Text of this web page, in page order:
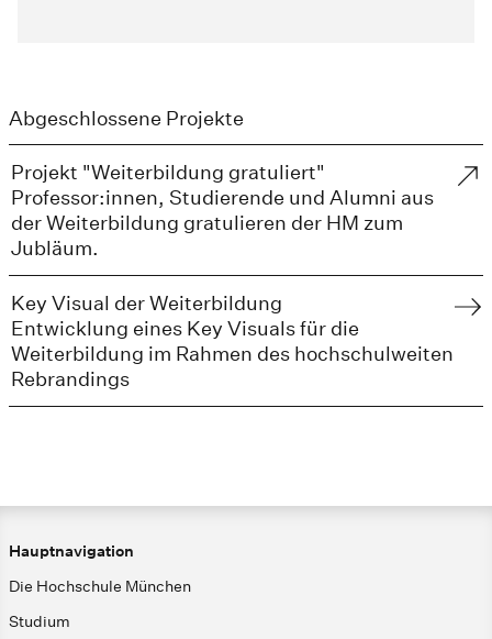
Abgeschlossene Projekte
Projekt "Weiterbildung gratuliert"
Professor:innen, Studierende und Alumni aus
der Weiterbildung gratulieren der HM zum
Jubläum.
Key Visual der Weiterbildung
Entwicklung eines Key Visuals für die
Weiterbildung im Rahmen des hochschulweiten
Rebrandings
Hauptnavigation
Die Hochschule München
Studium